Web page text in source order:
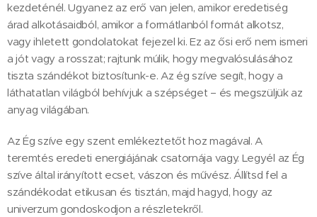
kezdeténél. Ugyanez az erő van jelen, amikor eredetiség
árad alkotásaidból, amikor a formátlanból formát alkotsz,
vagy ihletett gondolatokat fejezel ki. Ez az ősi erő nem ismeri
a jót vagy a rosszat; rajtunk múlik, hogy megvalósulásához
tiszta szándékot biztosítunk-e. Az ég szíve segít, hogy a
láthatatlan világból behívjuk a szépséget – és megszüljük az
anyag világában.
Az Ég szíve egy szent emlékeztetőt hoz magával. A
teremtés eredeti energiájának csatornája vagy. Legyél az Ég
szíve által irányított ecset, vászon és művész. Állítsd fel a
szándékodat etikusan és tisztán, majd hagyd, hogy az
univerzum gondoskodjon a részletekről.